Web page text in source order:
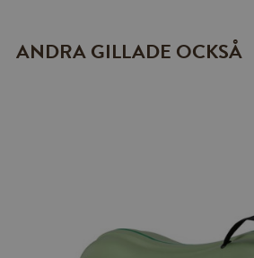
ANDRA GILLADE OCKSÅ